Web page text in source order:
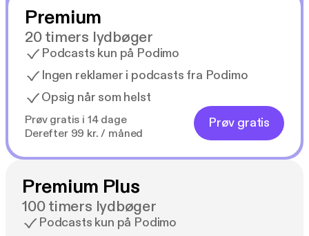
Premium
20 timers lydbøger
Podcasts kun på Podimo
Ingen reklamer i podcasts fra Podimo
Opsig når som helst
Prøv gratis i 14 dage
Derefter 99 kr. / måned
Prøv gratis
Premium Plus
100 timers lydbøger
Podcasts kun på Podimo